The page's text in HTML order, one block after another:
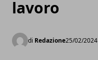
lavoro
di Redazione25/02/2024